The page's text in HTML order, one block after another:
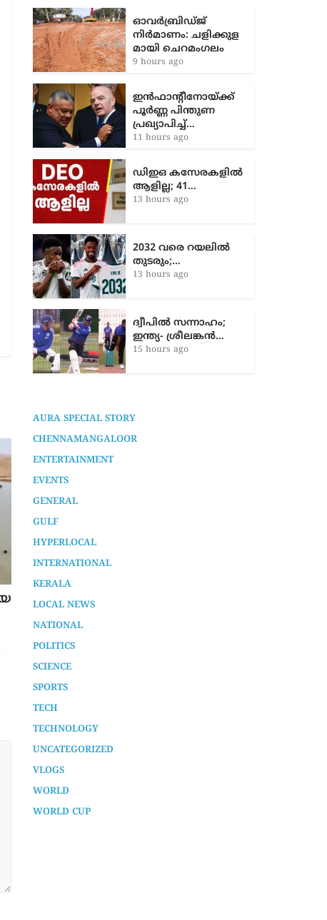
പ്ലസ് വൺ കണക്കുകൾ കൊണ്ടുള്ള
അവസാനിപ്പിക്കണം: ഫ്രറ്റേണിറ്റി
2 years ago
ഓവർബ്രിഡ്ജ്
നിർമാണം: ച​ളി​ക്കു​ള​
മാ​യി ചെ​റ​മം​ഗ​ലം
9 hours ago
ഇൻഫാന്റീനോയ്ക്ക്
പൂർണ്ണ പിന്തുണ
പ്രഖ്യാപിച്ച്…
11 hours ago
ഡിഇഒ കസേരകളില്‍
ആളില്ല; 41…
13 hours ago
2032 വരെ റയലിൽ
തുടരും;…
13 hours ago
ദ്വീപിൽ സന്നാഹം;
ഇന്ത്യ- ശ്രീലങ്കൻ…
15 hours ago
AURA SPECIAL STORY
CHENNAMANGALOOR
ENTERTAINMENT
EVENTS
GENERAL
GULF
HYPERLOCAL
INTERNATIONAL
KERALA
LOCAL NEWS
NATIONAL
POLITICS
SCIENCE
SPORTS
TECH
TECHNOLOGY
UNCATEGORIZED
VLOGS
WORLD
WORLD CUP